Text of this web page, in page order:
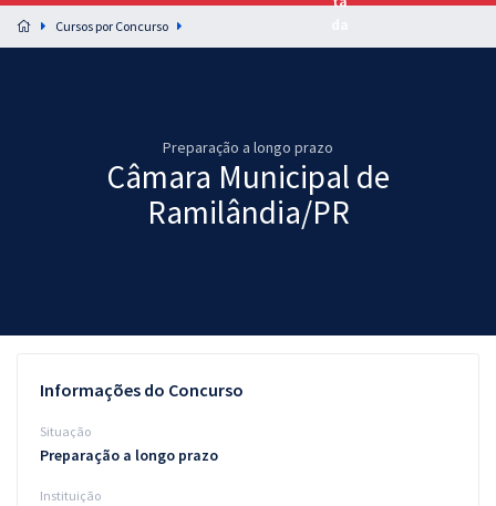
Preparação completa e intensiva para as principais
residências em saúde do Brasil
Cursos 20% OFF
Questões grátis
Cursos por Concurso
Preparação a longo prazo
Câmara Municipal de
Ramilândia/PR
Informações do Concurso
Situação
Preparação a longo prazo
Instituição